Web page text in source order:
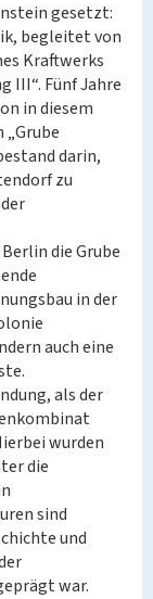
gesetzt:
begleitet von
Kraftwerks
III“. Fünf Jahre
in diesem
darin,
zu
die Grube
in der
auch eine
als der
wurden
die
sind
und
war.